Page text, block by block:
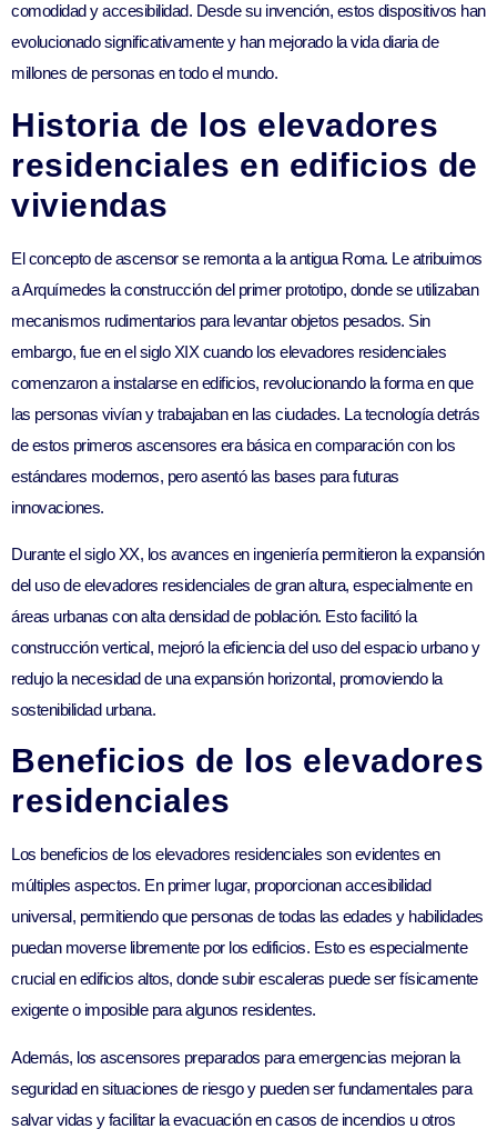
comodidad y accesibilidad. Desde su invención, estos dispositivos han
evolucionado significativamente y han mejorado la vida diaria de
millones de personas en todo el mundo.
Historia de los elevadores
residenciales en edificios de
viviendas
El concepto de ascensor se remonta a la antigua Roma. Le atribuimos
a Arquímedes la construcción del primer prototipo, donde se utilizaban
mecanismos rudimentarios para levantar objetos pesados. Sin
embargo, fue en el siglo XIX cuando los elevadores residenciales
comenzaron a instalarse en edificios, revolucionando la forma en que
las personas vivían y trabajaban en las ciudades. La tecnología detrás
de estos primeros ascensores era básica en comparación con los
estándares modernos, pero asentó las bases para futuras
innovaciones.
Durante el siglo XX, los avances en ingeniería permitieron la expansión
del uso de elevadores residenciales de gran altura, especialmente en
áreas urbanas con alta densidad de población. Esto facilitó la
construcción vertical, mejoró la eficiencia del uso del espacio urbano y
redujo la necesidad de una expansión horizontal, promoviendo la
sostenibilidad urbana.
Beneficios de los elevadores
residenciales
Los beneficios de los elevadores residenciales son evidentes en
múltiples aspectos. En primer lugar, proporcionan accesibilidad
universal, permitiendo que personas de todas las edades y habilidades
puedan moverse libremente por los edificios. Esto es especialmente
crucial en edificios altos, donde subir escaleras puede ser físicamente
exigente o imposible para algunos residentes.
Además, los ascensores preparados para emergencias mejoran la
seguridad en situaciones de riesgo y pueden ser fundamentales para
salvar vidas y facilitar la evacuación en casos de incendios u otros